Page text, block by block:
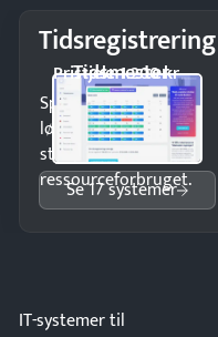
Tidsregistrering
Tidsmester
Pristjek: 1.200 kr
Spar tid på
lønberegning og få
styr på
ressourceforbruget.
Se 17 systemer
IT-systemer til